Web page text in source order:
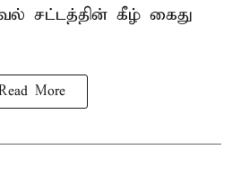
சட்டத்தின் கீழ் கைது
More